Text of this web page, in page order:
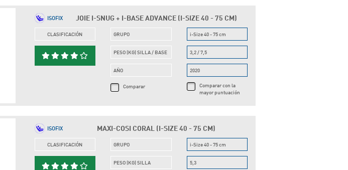
JOIE I-SNUG + I-BASE ADVANCE (I-SIZE 40 - 75 CM)
ISOFIX
CLASIFICACIÓN GRUPO
PESO (KG) SILLA / BASE
AÑO
Comparar
i-Size 40 - 75 cm
3,2 / 7,5
2020
Comparar con la
mayor puntuación
MAXI-COSI CORAL (I-SIZE 40 - 75 CM)
ISOFIX
CLASIFICACIÓN GRUPO
PESO (KG) SILLA
i-Size 40 - 75 cm
5,3